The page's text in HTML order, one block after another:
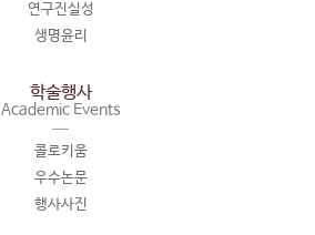
연구진실성
생명윤리
학술행사
Academic Events
콜로키움
우수논문
행사사진